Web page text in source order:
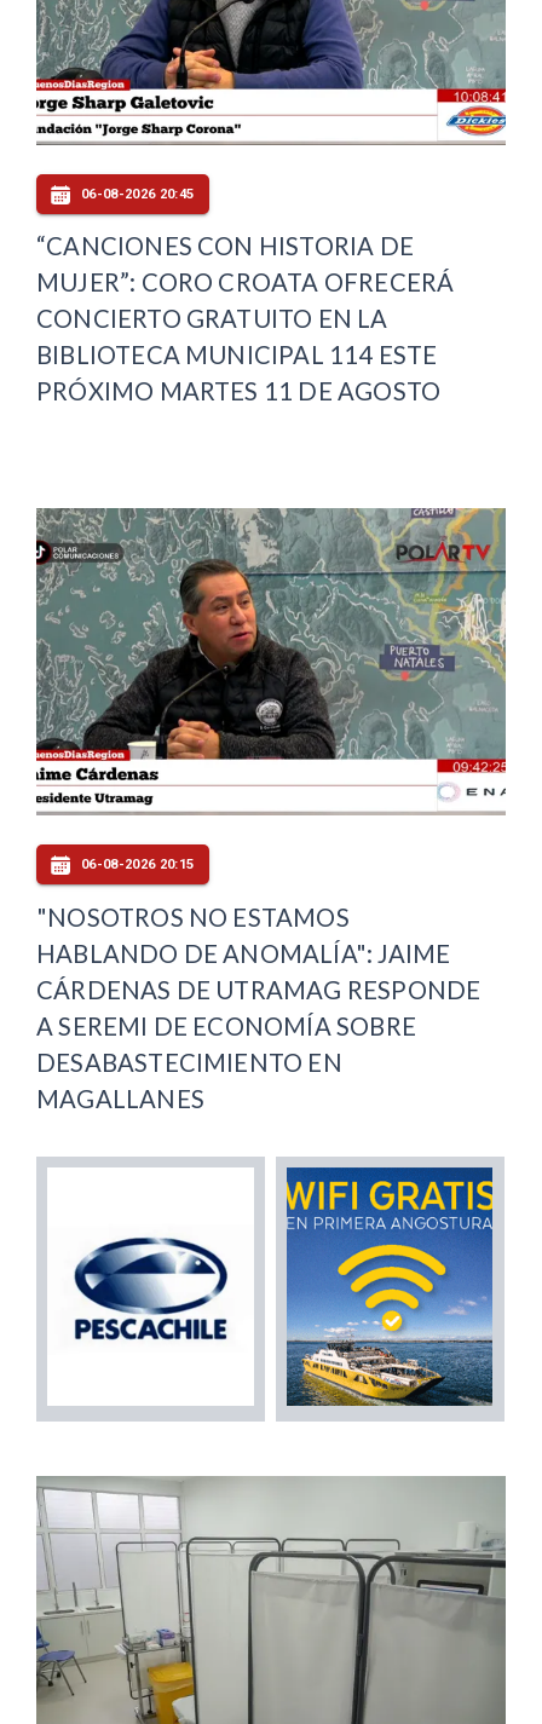
06-08-2026 20:45
“CANCIONES CON HISTORIA DE
MUJER”: CORO CROATA OFRECERÁ
CONCIERTO GRATUITO EN LA
BIBLIOTECA MUNICIPAL 114 ESTE
PRÓXIMO MARTES 11 DE AGOSTO
06-08-2026 20:15
"NOSOTROS NO ESTAMOS
HABLANDO DE ANOMALÍA": JAIME
CÁRDENAS DE UTRAMAG RESPONDE
A SEREMI DE ECONOMÍA SOBRE
DESABASTECIMIENTO EN
MAGALLANES